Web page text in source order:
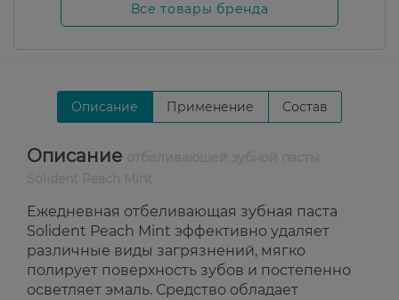
Все товары бренда
Описание Применение Состав
Описание
Ежедневная отбеливающая зубная паста
Solident Peach Mint эффективно удаляет
различные виды загрязнений, мягко
полирует поверхность зубов и постепенно
осветляет эмаль. Средство обладает